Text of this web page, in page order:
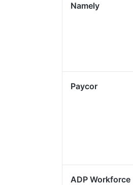
Namely
Paycor
ADP Workforce